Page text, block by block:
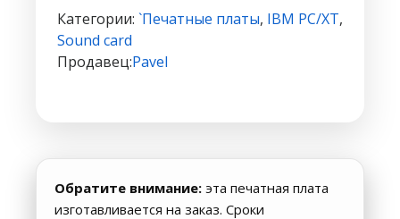
Sound
Blaster
2(CT1350)
Категории: `Печатные платы, IBM PC/XT,
Sound card
Продавец:Pavel
Обратите внимание: эта печатная плата
изготавливается на заказ. Сроки